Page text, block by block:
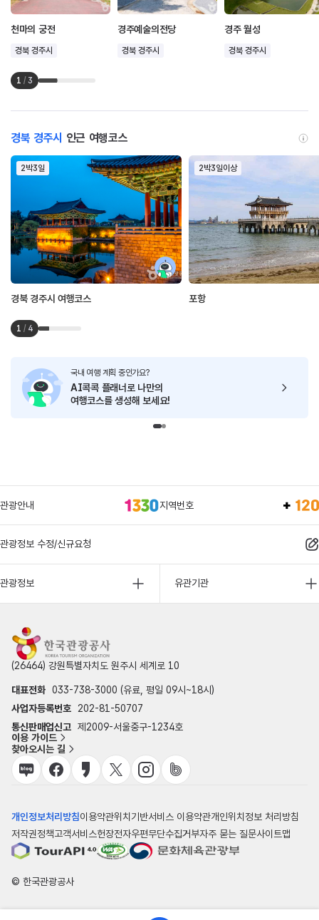
천마의 궁전
경북 경주시
경주예술의전당
경북 경주시
경주 월성
경북 경주시
1 / 3
경북 경주시 인근 여행코스
2박3일
경북 경주시 여행코스
2박3일이상
포항
1 / 4
국내 여행 계획 중인가요?
AI콕콕 플래너로 나만의
여행코스를 생성해 보세요!
관광안내 지역번호
관광정보 수정/신규요청
관광정보 유관기관
(26464) 강원특별자치도 원주시 세계로 10
대표전화 033-738-3000 (유료, 평일 09시~18시)
사업자등록번호
202-81-50707
통신판매업신고 제2009-서울중구-1234호
이용 가이드
찾아오시는 길
개인정보처리방침이용약관위치기반서비스 이용약관개인위치정보 처리방침
저작권정책고객서비스헌장전자우편무단수집거부자주 묻는 질문사이트맵
© 한국관광공사